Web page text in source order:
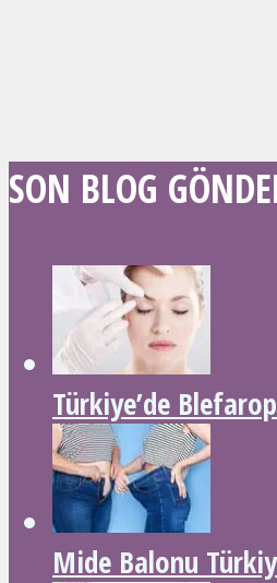
SON BLOG
Türkiye’de
Mide Balonu